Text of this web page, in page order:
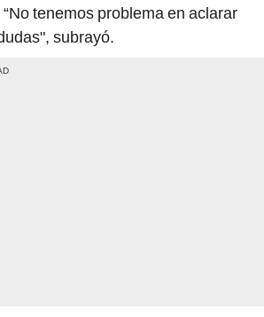
tenemos problema en aclarar
subrayó.